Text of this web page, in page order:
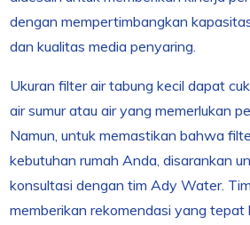
dengan mempertimbangkan
dan kualitas media penyaring.
Ukuran filter air tabung kecil dapat
air sumur atau air yang memerlukan
Namun, untuk memastikan bahwa
kebutuhan rumah Anda, disarankan
konsultasi dengan tim Ady Water.
memberikan rekomendasi yang tepat